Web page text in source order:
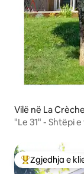
Vilë në La Crèche
"Le 31" - Shtëpi
Më të mirat e
Zgjedhja e